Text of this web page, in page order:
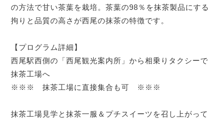
の方法で甘い茶葉を栽培。茶葉の98％を抹茶製品にする
拘りと品質の高さが西尾の抹茶の特徴です。
【プログラム詳細】
西尾駅西側の「西尾観光案内所」から相乗りタクシーで
抹茶工場へ
※※※ 抹茶工場に直接集合も可 ※※※
抹茶工場見学と抹茶一服＆プチスイーツを召し上がって